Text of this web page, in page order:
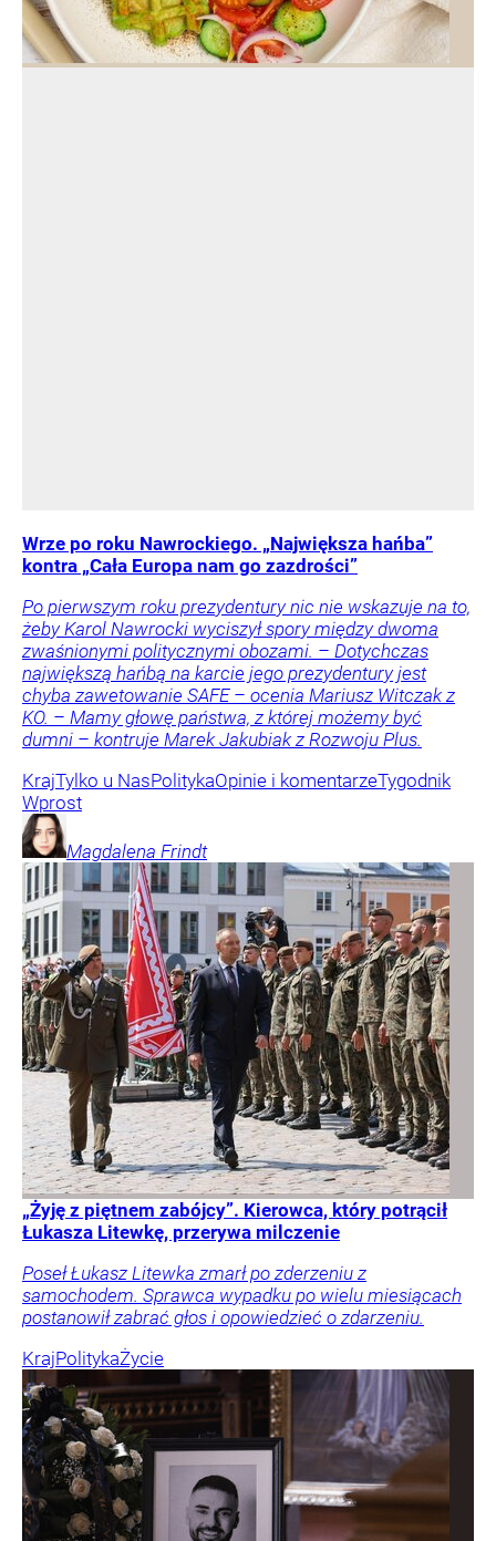
Wrze po roku Nawrockiego. „Największa hańba”
kontra „Cała Europa nam go zazdrości”
Po pierwszym roku prezydentury nic nie wskazuje na to,
żeby Karol Nawrocki wyciszył spory między dwoma
zwaśnionymi politycznymi obozami. – Dotychczas
największą hańbą na karcie jego prezydentury jest
chyba zawetowanie SAFE – ocenia Mariusz Witczak z
KO. – Mamy głowę państwa, z której możemy być
dumni – kontruje Marek Jakubiak z Rozwoju Plus.
KrajTylko u NasPolitykaOpinie i komentarzeTygodnik
Wprost
Magdalena Frindt
„Żyję z piętnem zabójcy”. Kierowca, który potrącił
Łukasza Litewkę, przerywa milczenie
Poseł Łukasz Litewka zmarł po zderzeniu z
samochodem. Sprawca wypadku po wielu miesiącach
postanowił zabrać głos i opowiedzieć o zdarzeniu.
KrajPolitykaŻycie